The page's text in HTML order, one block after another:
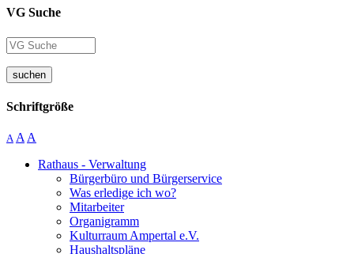
VG Suche
suchen
Schriftgröße
A A A
Rathaus - Verwaltung
Bürgerbüro und Bürgerservice
Was erledige ich wo?
Mitarbeiter
Organigramm
Kulturraum Ampertal e.V.
Haushaltspläne